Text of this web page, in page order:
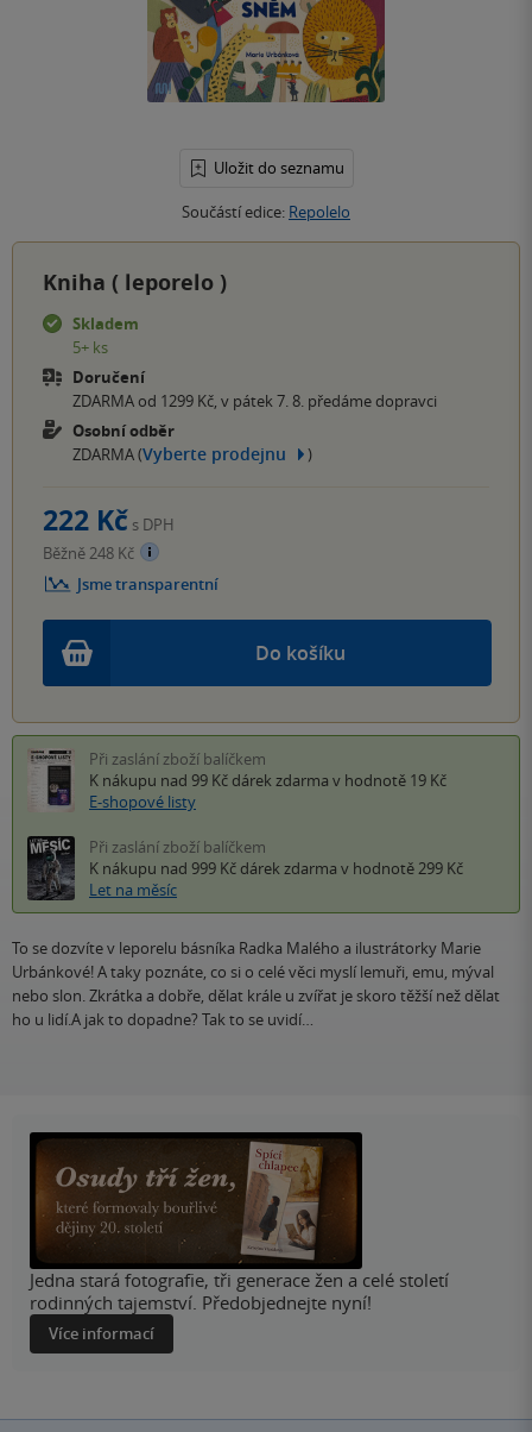
Uložit do seznamu
Součástí edice: Repolelo
Kniha ( leporelo )
Skladem
5+ ks
Doručení
ZDARMA od 1299 Kč, v pátek 7. 8. předáme dopravci
Osobní odběr
ZDARMA (Vyberte prodejnu )
Do košíku
222 Kč s DPH
Běžně 248 Kč
Jsme transparentní
Při zaslání zboží balíčkem
K nákupu nad 99 Kč dárek zdarma v hodnotě 19 Kč
E-shopové listy
Při zaslání zboží balíčkem
K nákupu nad 999 Kč dárek zdarma v hodnotě 299 Kč
Let na měsíc
To se dozvíte v leporelu básníka Radka Malého a ilustrátorky Marie
Urbánkové! A taky poznáte, co si o celé věci myslí lemuři, emu, mýval
nebo slon. Zkrátka a dobře, dělat krále u zvířat je skoro těžší než dělat
ho u lidí.A jak to dopadne? Tak to se uvidí…
Jedna stará fotografie, tři generace žen a celé století
rodinných tajemství. Předobjednejte nyní!
Více informací